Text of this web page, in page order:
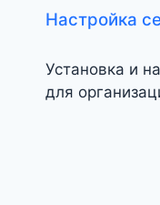
Настройка
Установка и
для